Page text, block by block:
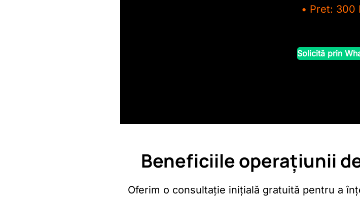
• Pret: 300
Solicită prin
Beneficiile operațiunii
Oferim o consultație inițială gratuită pentru a